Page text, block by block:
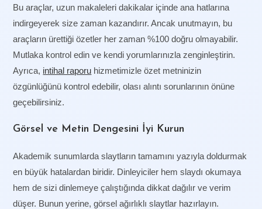
Bu araçlar, uzun makaleleri dakikalar içinde ana hatlarına
indirgeyerek size zaman kazandırır. Ancak unutmayın, bu
araçların ürettiği özetler her zaman %100 doğru olmayabilir.
Mutlaka kontrol edin ve kendi yorumlarınızla zenginleştirin.
Ayrıca, intihal raporu hizmetimizle özet metninizin
özgünlüğünü kontrol edebilir, olası alıntı sorunlarının önüne
geçebilirsiniz.
Görsel ve Metin Dengesini İyi Kurun
Akademik sunumlarda slaytların tamamını yazıyla doldurmak
en büyük hatalardan biridir. Dinleyiciler hem slaydı okumaya
hem de sizi dinlemeye çalıştığında dikkat dağılır ve verim
düşer. Bunun yerine, görsel ağırlıklı slaytlar hazırlayın.